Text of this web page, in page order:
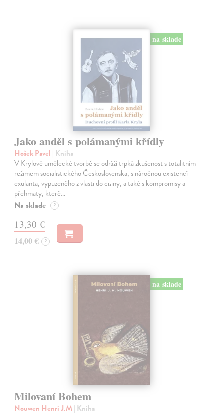
na sklade
Jako anděl s polámanými křídly
Hošek Pavel | Kniha
V Krylově umělecké tvorbě se odráží trpká zkušenost s totalitním
režimem socialistického Československa, s náročnou existencí
exulanta, vypuzeného z vlasti do ciziny, a také s kompromisy a
přehmaty, které…
Na sklade ?
13,30 €
14,00 € ?
na sklade
Milovaní Bohem
Nouwen Henri J.M| Kniha